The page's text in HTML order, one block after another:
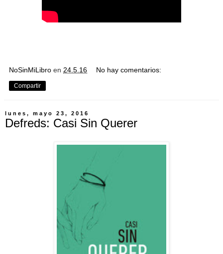
NoSinMiLibro en 24.5.16 No hay comentarios:
Compartir
lunes, mayo 23, 2016
Defreds: Casi Sin Querer